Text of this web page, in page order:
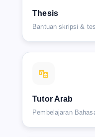
Thesis
Bantuan skripsi &
Tutor Arab
Pembelajaran